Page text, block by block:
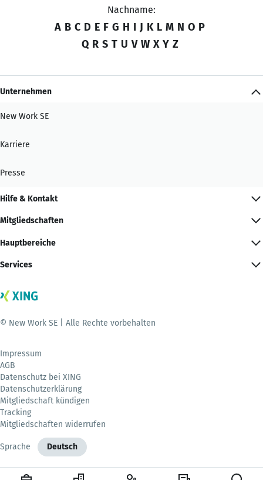
Nachname:
A B C D E F G H I J K L M N O P
Q R S T U V W X Y Z
Unternehmen
New Work SE
Karriere
Presse
Hilfe & Kontakt
Mitgliedschaften
Hauptbereiche
Services
© New Work SE | Alle Rechte vorbehalten
Impressum
AGB
Datenschutz bei XING
Datenschutzerklärung
Mitgliedschaft kündigen
Tracking
Mitgliedschaften widerrufen
Sprache Deutsch